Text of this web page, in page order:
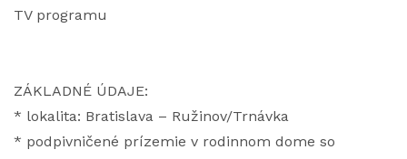
TV programu
ZÁKLADNÉ ÚDAJE:
* lokalita: Bratislava – Ružinov/Trnávka
* podpivničené prízemie v rodinnom dome so